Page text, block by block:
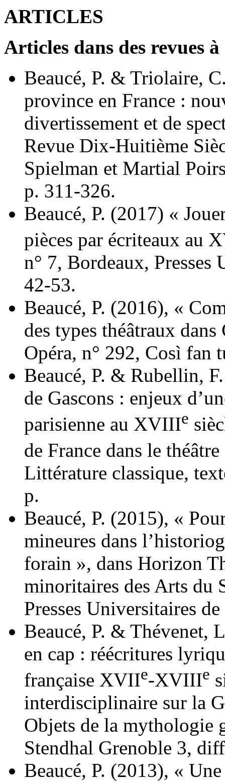
ARTICLES
Articles dans des revues
Beaucé, P. & Triolaire,
province en France :
divertissement et de
Revue Dix-Huitième
Spielman et Martial
p. 311-326.
Beaucé, P. (2017) «
pièces par écriteaux au
n° 7, Bordeaux,
42-53.
Beaucé, P. (2016), «
des types théâtraux
Opéra, n° 292, Così fan
Beaucé, P. & Rubellin,
de Gascons : enjeux
parisienne au XVIIIe
de France dans le
Littérature classique,
p.
Beaucé, P. (2015), «
mineures dans
forain », dans Horizon
minoritaires des Arts du
Presses Universitaires
Beaucé, P. & Thévenet,
en cap : réécritures
française XVIIe-XVIIIe
interdisciplinaire sur la
Objets de la mythologie
Stendhal Grenoble 3,
Beaucé, P. (2013), «